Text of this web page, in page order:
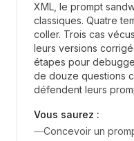
XML, le prompt
classiques. Quatre
coller. Trois cas
leurs versions
étapes pour
de douze questions
défendent leurs
Vous saurez :
—Concevoir un